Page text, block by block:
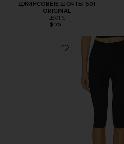
ДЖИНСОВЫЕ ШОРТЫ 501
ORIGINAL
LEVI'S
$75
Favorite ЛЕГГИНСЫ